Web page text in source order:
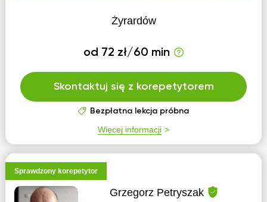
Żyrardów
od 72 zł/60 min
Skontaktuj się z korepetytorem
Bezpłatna lekcja próbna
Więcej informacji
Sprawdzony korepetytor
Grzegorz Petryszak